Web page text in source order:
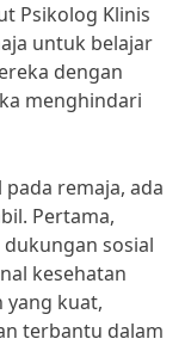
Psikolog Klinis
untuk belajar
dengan
menghindari
remaja, ada
Pertama,
sosial
kesehatan
yang kuat,
terbantu dalam